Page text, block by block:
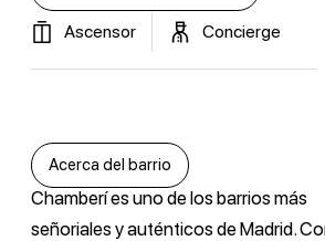
Ascensor Concierge
Acerca del barrio
Chamberí es uno de los barrios más
señoriales y auténticos de Madrid.